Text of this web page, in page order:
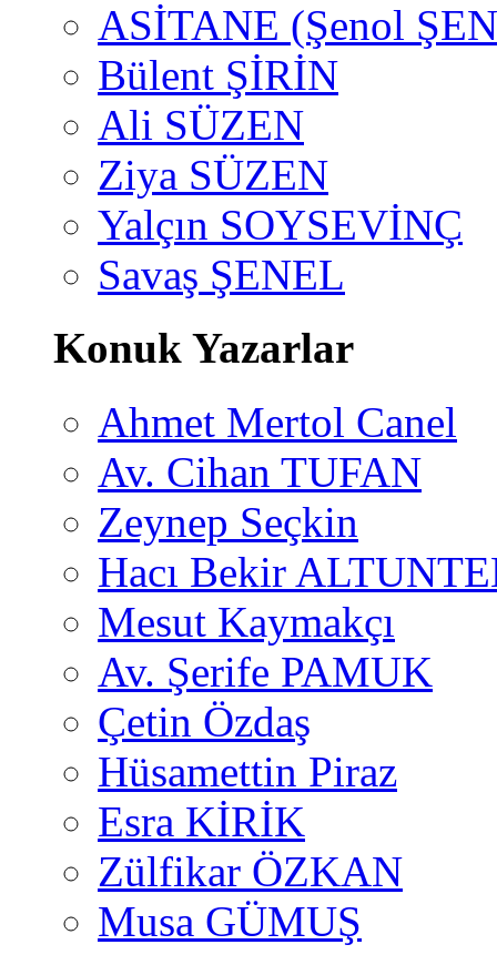
ASİTANE (Şenol
Bülent ŞİRİN
Ali SÜZEN
Ziya SÜZEN
Yalçın SOYSEVİNÇ
Savaş ŞENEL
Konuk Yazarlar
Ahmet Mertol Canel
Av. Cihan TUFAN
Zeynep Seçkin
Hacı Bekir
Mesut Kaymakçı
Av. Şerife PAMUK
Çetin Özdaş
Hüsamettin Piraz
Esra KİRİK
Zülfikar ÖZKAN
Musa GÜMUŞ